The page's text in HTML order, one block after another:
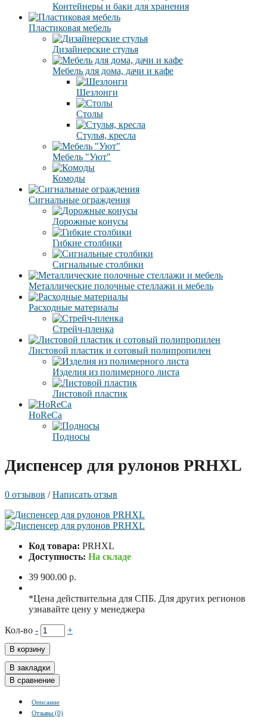
Контейнеры и баки для хранения
Пластиковая мебель
Дизайнерские стулья
Мебель для дома, дачи и кафе
Шезлонги
Столы
Стулья, кресла
Мебель "Уют"
Комоды
Сигнальные ограждения
Дорожные конусы
Гибкие столбики
Сигнальные столбики
Металлические полочные стеллажи и мебель
Расходные материалы
Стрейч-пленка
Листовой пластик и сотовый полипропилен
Изделия из полимерного листа
Листовой пластик
HoReCa
Подносы
Диспенсер для рулонов PRHXL
0 отзывов /Написать отзыв
Код товара: PRHXL
Доступность: На складе
39 900.00 р.
*Цена действительна для СПБ. Для других регионов
узнавайте цену у менеджера
Кол-во - +
В корзину
В закладки
В сравнение
Описание
Отзывы (0)